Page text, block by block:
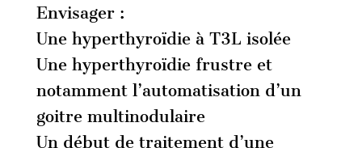
Envisager :
Une hyperthyroïdie à T3L isolée
Une hyperthyroïdie frustre et
notamment l’automatisation d’un
goitre multinodulaire
Un début de traitement d’une